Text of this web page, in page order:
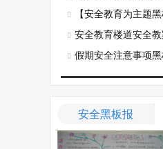
【安全教育为主题黑板
安全教育楼道安全
假期安全注意事项
安全黑板报